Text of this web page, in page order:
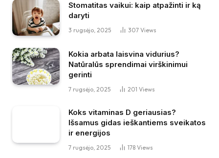
Stomatitas vaikui: kaip atpažinti ir ką
daryti
3 rugsėjo, 2025 307 Views
Kokia arbata laisvina vidurius?
Natūralūs sprendimai virškinimui
gerinti
7 rugsėjo, 2025 201 Views
Koks vitaminas D geriausias?
Išsamus gidas ieškantiems sveikatos
ir energijos
7 rugsėjo, 2025 178 Views